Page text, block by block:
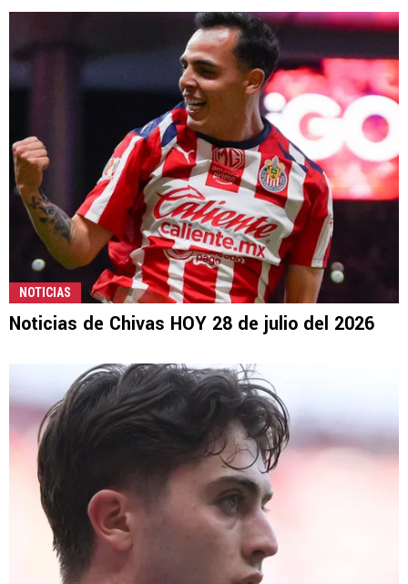
NOTICIAS
Noticias de Chivas HOY 28 de julio del 2026